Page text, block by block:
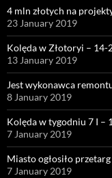
4 mln złotych na
23 January 2019
Kolęda w Złotoryi – 14-
13 January 2019
Jest wykonawca
8 January 2019
Kolęda w tygodniu 7 I –
7 January 2019
Miasto ogłosiło
7 January 2019